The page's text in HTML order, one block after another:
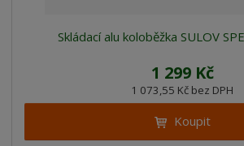
Skládací alu koloběžka SULOV
1 299 Kč
1 073,55 Kč bez DPH
Koupit